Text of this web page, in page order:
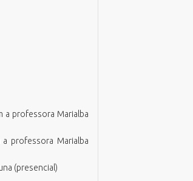
a professora Marialba
professora Marialba
(presencial)